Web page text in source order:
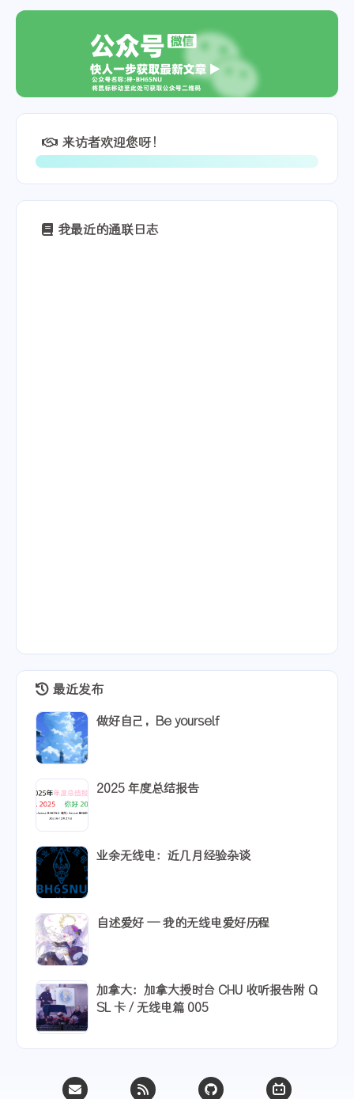
来访者欢迎您呀！
我最近的通联日志
最近发布
做好自己，Be yourself
2025 年度总结报告
业余无线电：近几月经验杂谈
自述爱好 -- 我的无线电爱好历程
加拿大：加拿大授时台 CHU 收听报告附 Q
SL 卡 / 无线电篇 005